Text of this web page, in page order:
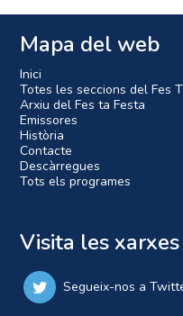
Mapa del web
Inici
Totes les seccions del Fes
Arxiu del Fes ta Festa
Emissores
Història
Contacte
Descàrregues
Tots els programes
Visita les xarxes
Segueix-nos a